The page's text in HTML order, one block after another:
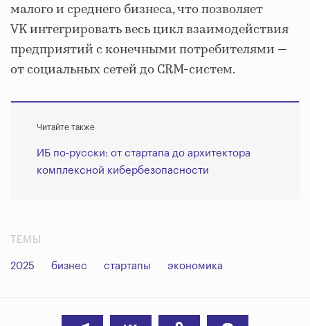
малого и среднего бизнеса, что позволяет
VK интегрировать весь цикл взаимодействия
предприятий с конечными потребителями —
от социальных сетей до CRM-систем.
Читайте также
ИБ по-русски: от стартапа до архитектора
комплексной кибербезопасности
ТЕМЫ
2025 бизнес стартапы экономика